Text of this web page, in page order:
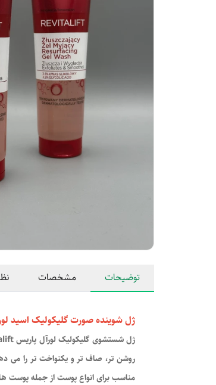
توضیحات مشخصات
ژل شوینده صورت گلیکولیک اسید لورال
روشن تر، صاف تر و یکنواخت تر را می
مناسب برای انواع پوست از جمله پوست